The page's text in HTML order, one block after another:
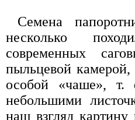
Семена
несколько
современных
пыльцевой
особой «чаше»,
небольшими
наш взгляд картину